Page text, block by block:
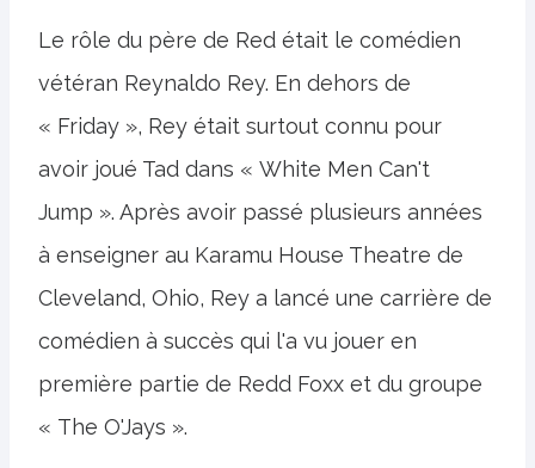
Le rôle du père de Red était le comédien
vétéran Reynaldo Rey. En dehors de
« Friday », Rey était surtout connu pour
avoir joué Tad dans « White Men Can't
Jump ». Après avoir passé plusieurs années
à enseigner au Karamu House Theatre de
Cleveland, Ohio, Rey a lancé une carrière de
comédien à succès qui l'a vu jouer en
première partie de Redd Foxx et du groupe
« The O'Jays ».